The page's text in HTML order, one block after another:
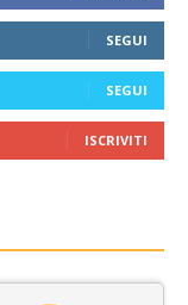
SEGUI
SEGUI
ISCRIVITI